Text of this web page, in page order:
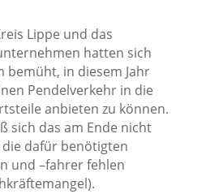
Lippe und das
hatten sich
bemüht, in diesem Jahr
Pendelverkehr in die
anbieten zu können.
sich das am Ende nicht
dafür benötigten
und –fahrer fehlen